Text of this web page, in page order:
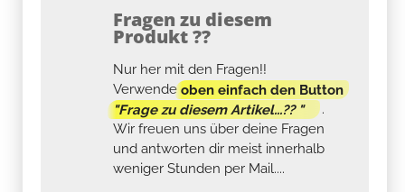
Fragen zu diesem
Produkt ??
Nur her mit den Fragen!!
Verwendeoben einfach den Button
"Frage zu diesem Artikel...?? "
.
Wir freuen uns über deine Fragen
und antworten dir meist innerhalb
weniger Stunden per Mail....